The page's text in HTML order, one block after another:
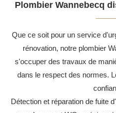
Plombier Wannebecq
Que ce soit pour un service
rénovation, notre plombier
s'occuper des travaux de
dans le respect des normes.
Détection et réparation de fuite